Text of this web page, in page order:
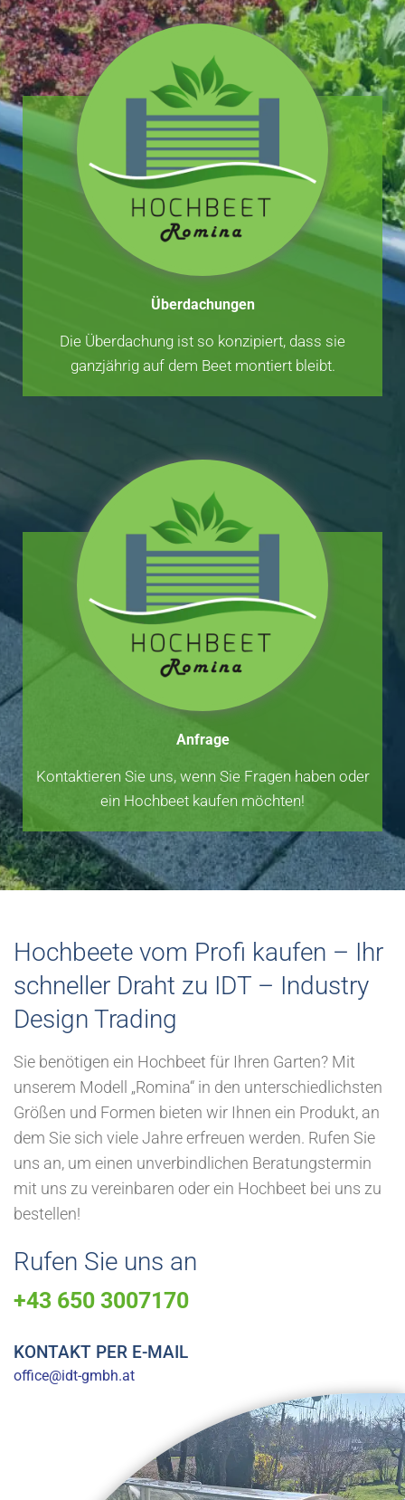
Überdachungen
Die Überdachung ist so konzipiert, dass sie
ganzjährig auf dem Beet montiert bleibt.
Anfrage
Kontaktieren Sie uns, wenn Sie Fragen haben oder
ein Hochbeet kaufen möchten!
Hochbeete vom Profi kaufen – Ihr
schneller Draht zu IDT – Industry
Design Trading
Sie benötigen ein Hochbeet für Ihren Garten? Mit
unserem Modell „Romina“ in den unterschiedlichsten
Größen und Formen bieten wir Ihnen ein Produkt, an
dem Sie sich viele Jahre erfreuen werden. Rufen Sie
uns an, um einen unverbindlichen Beratungstermin
mit uns zu vereinbaren oder ein Hochbeet bei uns zu
bestellen!
Rufen Sie uns an
+43 650 3007170
KONTAKT PER E-MAIL
office@idt-gmbh.at